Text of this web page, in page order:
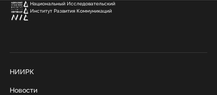
Национальный Исследовательский
Институт Развития Коммуникаций
НИИРК
Новости